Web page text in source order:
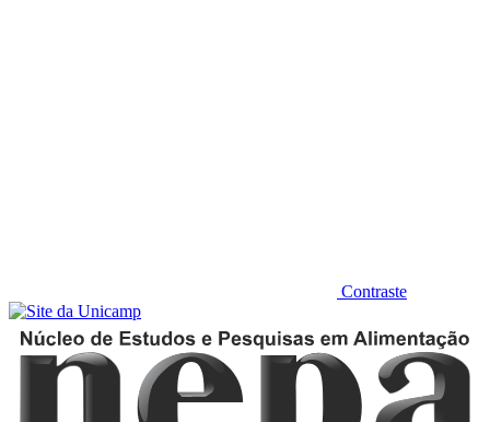
Contraste